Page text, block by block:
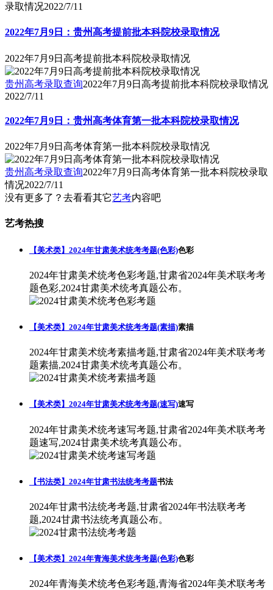
录取情况2022/7/11
2022年7月9日：贵州高考提前批本科院校录取情况
2022年7月9日高考提前批本科院校录取情况
贵州高考录取查询2022年7月9日高考提前批本科院校录取情况
2022/7/11
2022年7月9日：贵州高考体育第一批本科院校录取情况
2022年7月9日高考体育第一批本科院校录取情况
贵州高考录取查询2022年7月9日高考体育第一批本科院校录取
情况2022/7/11
没有更多了？去看看其它艺考内容吧
艺考热搜
【美术类】2024年甘肃美术统考考题(色彩)色彩
2024年甘肃美术统考色彩考题,甘肃省2024年美术联考考
题色彩,2024甘肃美术统考真题公布。
【美术类】2024年甘肃美术统考考题(素描)素描
2024年甘肃美术统考素描考题,甘肃省2024年美术联考考
题素描,2024甘肃美术统考真题公布。
【美术类】2024年甘肃美术统考考题(速写)速写
2024年甘肃美术统考速写考题,甘肃省2024年美术联考考
题速写,2024甘肃美术统考真题公布。
【书法类】2024年甘肃书法统考考题书法
2024年甘肃书法统考考题,甘肃省2024年书法联考考
题,2024甘肃书法统考真题公布。
【美术类】2024年青海美术统考考题(色彩)色彩
2024年青海美术统考色彩考题,青海省2024年美术联考考